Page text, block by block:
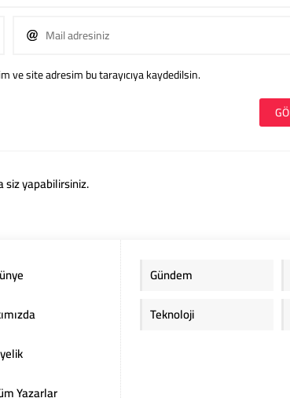
ve site adresim bu tarayıcıya kaydedilsin.
siz yapabilirsiniz.
Yazarlar
Gündem
Teknoloji